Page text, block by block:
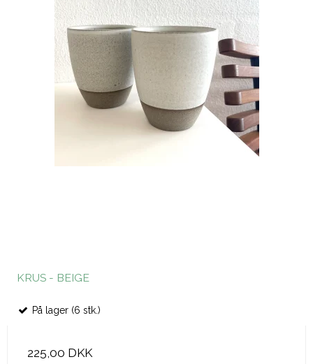
KRUS - BEIGE
På lager (6 stk.)
225,00 DKK